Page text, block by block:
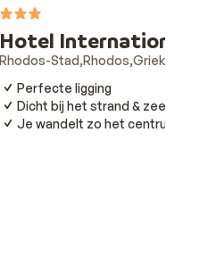
Hotel International
Rhodos-Stad Rhodos Griekenland
Perfecte ligging
Dicht bij het strand & zee
Je wandelt zo het centrum in